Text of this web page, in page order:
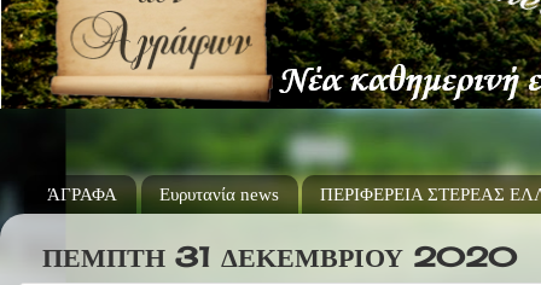
ΆΓΡΑΦΑ Ευρυτανία news ΠΕΡΙΦΕΡΕΙΑ ΣΤΕΡΕΑΣ
ΠΈΜΠΤΗ 31 ΔΕΚΕΜΒΡΊΟΥ 2020